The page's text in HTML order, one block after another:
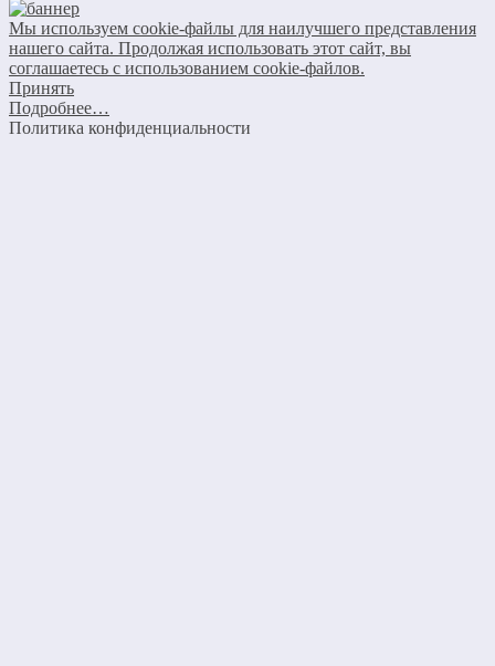
Мы используем cookie-файлы для наилучшего представления
нашего сайта. Продолжая использовать этот сайт, вы
соглашаетесь с использованием cookie-файлов.
Принять
Подробнее…
Политика конфиденциальности